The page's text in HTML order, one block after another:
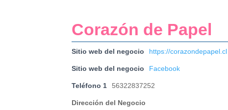
Corazón de Papel
Sitio web del negocio https://corazondepapel.cl
Sitio web del negocio Facebook
Teléfono 1 56322837252
Dirección del Negocio